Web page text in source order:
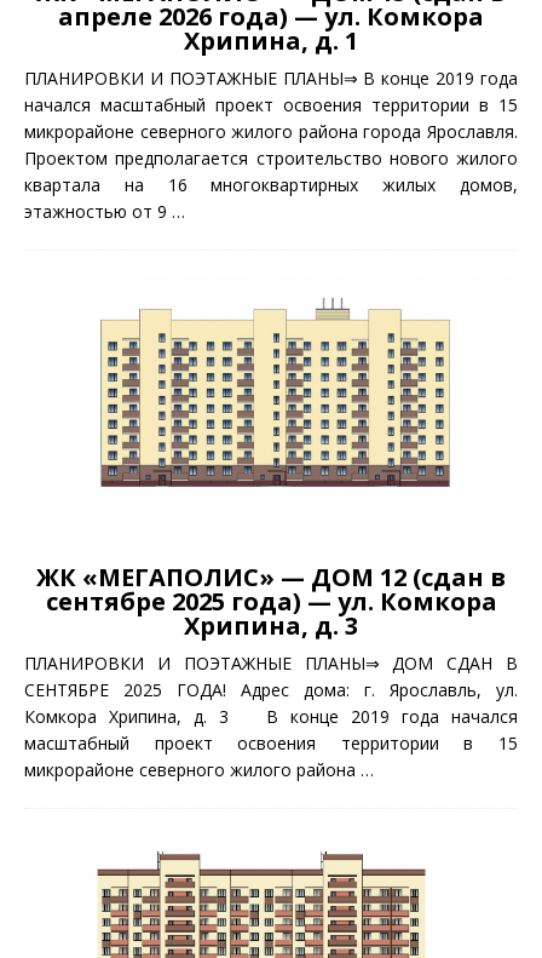
апреле 2026 года) — ул. Комкора
Хрипина, д. 1
ПЛАНИРОВКИ И ПОЭТАЖНЫЕ ПЛАНЫ⇒ В конце 2019 года
начался масштабный проект освоения территории в 15
микрорайоне северного жилого района города Ярославля.
Проектом предполагается строительство нового жилого
квартала на 16 многоквартирных жилых домов,
этажностью от 9 …
ЖК «МЕГАПОЛИС» — ДОМ 12 (сдан в
сентябре 2025 года) — ул. Комкора
Хрипина, д. 3
ПЛАНИРОВКИ И ПОЭТАЖНЫЕ ПЛАНЫ⇒ ДОМ СДАН В
СЕНТЯБРЕ 2025 ГОДА! Адрес дома: г. Ярославль, ул.
Комкора Хрипина, д. 3 В конце 2019 года начался
масштабный проект освоения территории в 15
микрорайоне северного жилого района …